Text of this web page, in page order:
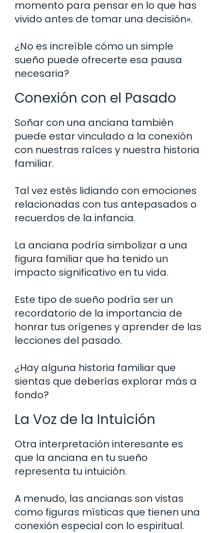
momento para pensar en lo que has
vivido antes de tomar una decisión».
¿No es increíble cómo un simple
sueño puede ofrecerte esa pausa
necesaria?
Conexión con el Pasado
Soñar con una anciana también
puede estar vinculado a la conexión
con nuestras raíces y nuestra historia
familiar.
Tal vez estés lidiando con emociones
relacionadas con tus antepasados o
recuerdos de la infancia.
La anciana podría simbolizar a una
figura familiar que ha tenido un
impacto significativo en tu vida.
Este tipo de sueño podría ser un
recordatorio de la importancia de
honrar tus orígenes y aprender de las
lecciones del pasado.
¿Hay alguna historia familiar que
sientas que deberías explorar más a
fondo?
La Voz de la Intuición
Otra interpretación interesante es
que la anciana en tu sueño
representa tu intuición.
A menudo, las ancianas son vistas
como figuras místicas que tienen una
conexión especial con lo espiritual.